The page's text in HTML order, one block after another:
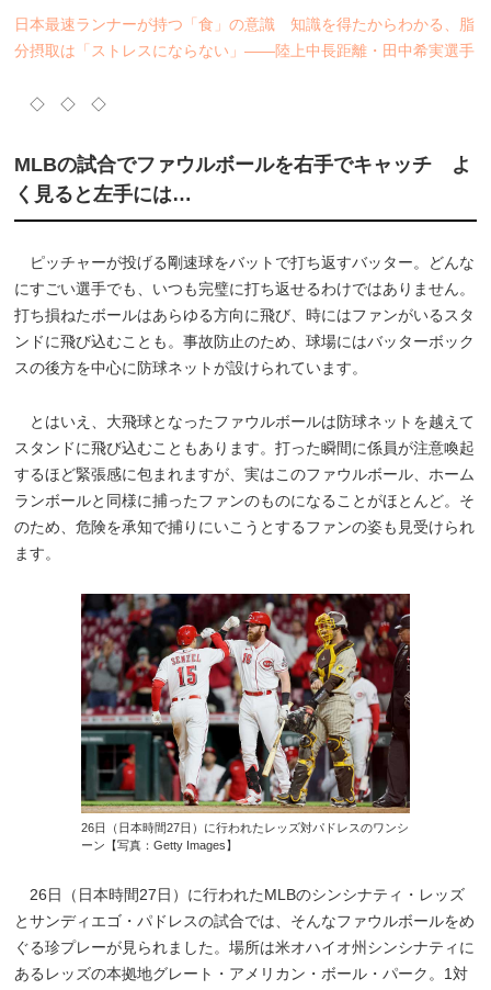
日本最速ランナーが持つ「食」の意識 知識を得たからわかる、脂
分摂取は「ストレスにならない」――陸上中長距離・田中希実選手
◇ ◇ ◇
MLBの試合でファウルボールを右手でキャッチ よ
く見ると左手には…
ピッチャーが投げる剛速球をバットで打ち返すバッター。どんな
にすごい選手でも、いつも完璧に打ち返せるわけではありません。
打ち損ねたボールはあらゆる方向に飛び、時にはファンがいるスタ
ンドに飛び込むことも。事故防止のため、球場にはバッターボック
スの後方を中心に防球ネットが設けられています。
とはいえ、大飛球となったファウルボールは防球ネットを越えて
スタンドに飛び込むこともあります。打った瞬間に係員が注意喚起
するほど緊張感に包まれますが、実はこのファウルボール、ホーム
ランボールと同様に捕ったファンのものになることがほとんど。そ
のため、危険を承知で捕りにいこうとするファンの姿も見受けられ
ます。
26日（日本時間27日）に行われたレッズ対パドレスのワンシ
ーン【写真：Getty Images】
26日（日本時間27日）に行われたMLBのシンシナティ・レッズ
とサンディエゴ・パドレスの試合では、そんなファウルボールをめ
ぐる珍プレーが見られました。場所は米オハイオ州シンシナティに
あるレッズの本拠地グレート・アメリカン・ボール・パーク。1対